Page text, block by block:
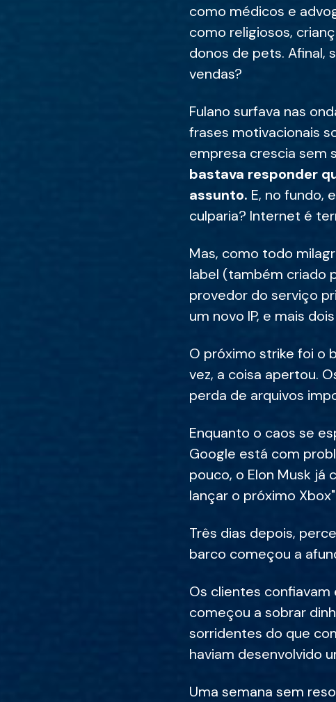
como médicos e
como religiosos,
donos de pets. Afinal,
vendas?
Fulano surfava nas
frases motivacionais
empresa crescia sem
bastava responder
assunto. E, no fundo,
culparia? Internet é
Mas, como todo
label (também criado
provedor do serviço
um novo IP, e mais
O próximo strike foi o
vez, a coisa apertou.
perda de arquivos
Enquanto o caos se
Google está com
pouco, o Elon Musk
lançar o próximo
Três dias depois,
barco começou a
Os clientes
começou a sobrar
sorridentes do que
haviam desenvolvido
Uma semana sem